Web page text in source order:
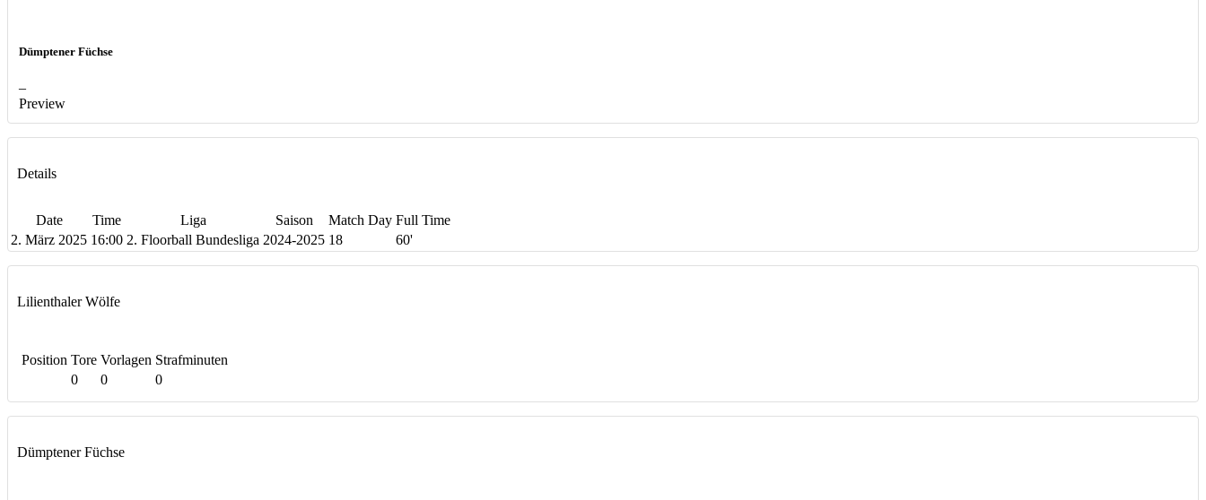
Dümptener Füchse
–
Preview
Details
Date Time Liga Saison Match Day Full Time
2. März 2025 16:00 2. Floorball Bundesliga 2024-2025 18 60'
Lilienthaler Wölfe
Position Tore Vorlagen Strafminuten
0
0 0
Dümptener Füchse